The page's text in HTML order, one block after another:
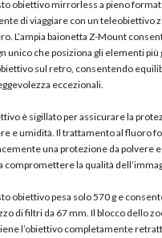
obiettivo mirrorless a pieno
di viaggiare con un teleobiettivo
L’ampia baionetta Z-Mount
unico che posiziona gli elementi più
sul retro, consentendo
eccezionali.
è sigillato per assicurare la
e umidità. Il trattamento al fluoro
una protezione da polvere
compromettere la qualità
obiettivo pesa solo 570 g e
di filtri da 67 mm. Il blocco dello
l’obiettivo completamente